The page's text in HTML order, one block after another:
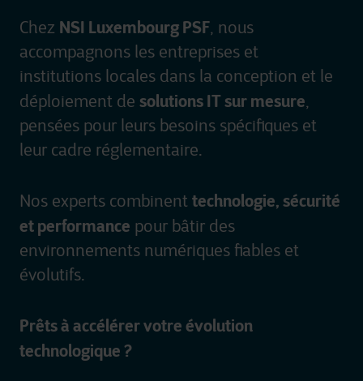
Chez NSI Luxembourg PSF, nous
accompagnons les entreprises et
institutions locales dans la conception et le
déploiement de solutions IT sur mesure,
pensées pour leurs besoins spécifiques et
leur cadre réglementaire.
Nos experts combinent technologie, sécurité
et performance pour bâtir des
environnements numériques fiables et
évolutifs.
Prêts à accélérer votre évolution
technologique ?